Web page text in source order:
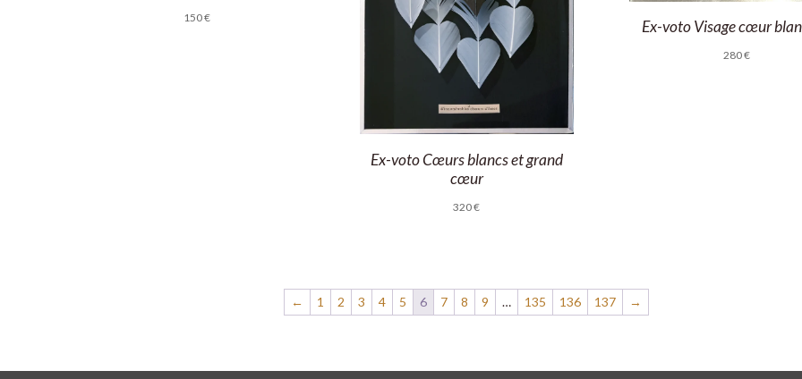
150€
Ex-voto Cœurs blancs et grand
cœur
320€
Ex-voto Visage cœur
280€
← 1 2 3 4 5 6 7 8 9 … 135 136 137 →